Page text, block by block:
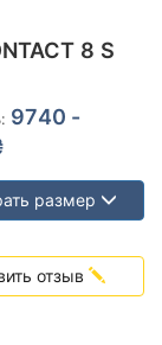
8 S
9740 -
размер
отзыв